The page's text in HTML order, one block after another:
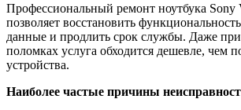
Профессиональный ремонт ноутбука
позволяет восстановить
данные и продлить срок службы. Даже
поломках услуга обходится дешевле, чем
устройства.
Наиболее частые причины